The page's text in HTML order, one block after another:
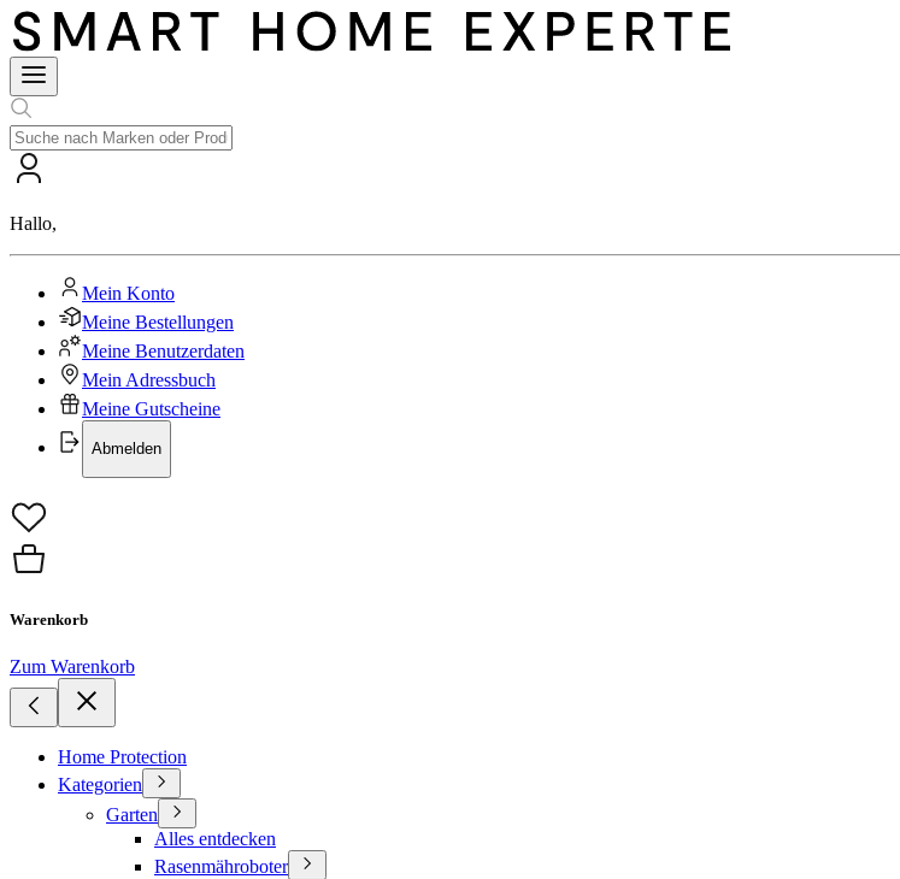
Hallo,
Mein Konto
Meine Bestellungen
Meine Benutzerdaten
Mein Adressbuch
Meine Gutscheine
Abmelden
Warenkorb
Zum Warenkorb
Home Protection
Kategorien
Garten
Alles entdecken
Rasenmähroboter